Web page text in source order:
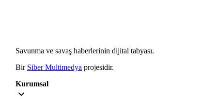
Savunma ve savaş haberlerinin dijital tabyası.
Bir Siber Multimedya projesidir.
Kurumsal